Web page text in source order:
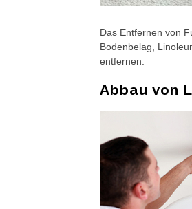
Das Entfernen von
Bodenbelag,
entfernen.
Abbau von